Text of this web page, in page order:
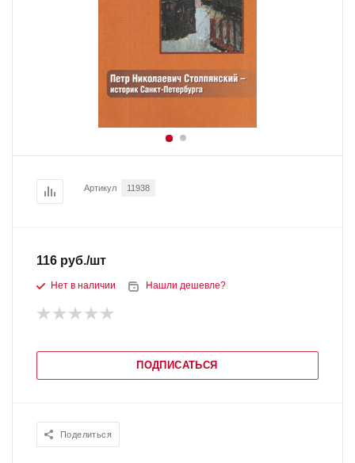
Артикул 11938
116 руб./шт
Нет в наличии Нашли дешевле?
ПОДПИСАТЬСЯ
Поделиться